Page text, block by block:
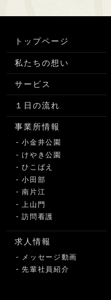
トップページ
私たちの想い
サービス
１日の流れ
事業所情報
小金井公園
けやき公園
ひこばえ
小田部
南片江
上山門
訪問看護
求人情報
メッセージ動画
先輩社員紹介